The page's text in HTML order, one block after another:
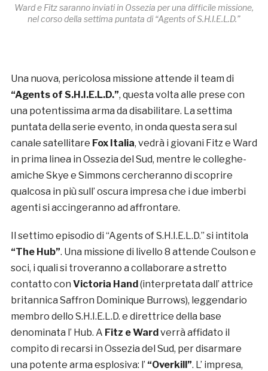
Ward e Fitz saranno inviati in Ossezia per una difficile missione,
nel corso della settima puntata di “Agents of S.H.I.E.L.D.”
Una nuova, pericolosa missione attende il team di
“Agents of S.H.I.E.L.D.”, questa volta alle prese con
una potentissima arma da disabilitare. La settima
puntata della serie evento, in onda questa sera sul
canale satellitare Fox Italia, vedrà i giovani Fitz e Ward
in prima linea in Ossezia del Sud, mentre le colleghe-
amiche Skye e Simmons cercheranno di scoprire
qualcosa in più sull’ oscura impresa che i due imberbi
agenti si accingeranno ad affrontare.
Il settimo episodio di “Agents of S.H.I.E.L.D.” si intitola
“The Hub”. Una missione di livello 8 attende Coulson e
soci, i quali si troveranno a collaborare a stretto
contatto con Victoria Hand(interpretata dall’ attrice
britannica Saffron Dominique Burrows), leggendario
membro dello S.H.I.E.L.D. e direttrice della base
denominata l’ Hub. A Fitz e Wardverrà affidato il
compito di recarsi in Ossezia del Sud, per disarmare
una potente arma esplosiva: l’ “Overkill”. L’ impresa,